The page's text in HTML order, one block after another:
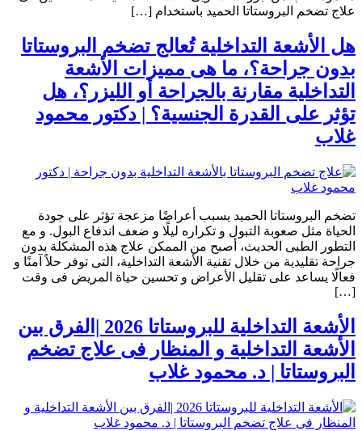
علاج تضخم البروستاتا الحميد باستخدام […]
هل الأشعة التداخلية تُعالج تضخم البروستاتا
بدون جراحة؟، ما هى مميزات الأشعة
التداخلية مقارنة بالجراحة أو الليزر؟، هل
تؤثر على القدرة الجنسية؟ | دكتور محمود
غلاب
تضخم البروستاتا الحميد يسبب أعراضًا مزعجة تؤثر على جودة
الحياة مثل صعوبة التبول و تكراره ليلًا و ضعف اندفاع البول. و مع
التطور الطبى الحديث، أصبح من الممكن علاج هذه المشكلة بدون
جراحة تقليدية من خلال تقنية الأشعة التداخلية، التى توفر حلاً آمنًا و
فعالًا يساعد على تقليل الأعراض و تحسين حياة المريض فى وقت
[…]
الأشعة التداخلية للبروستاتا 2026 |الفرق بين
الأشعة التداخلية و المنظار فى علاج تضخم
البروستاتا | د. محمود غلاب